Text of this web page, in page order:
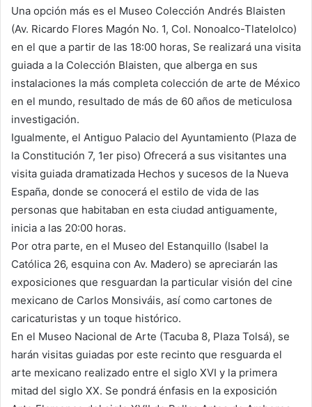
Una opción más es el Museo Colección Andrés Blaisten
(Av. Ricardo Flores Magón No. 1, Col. Nonoalco-Tlatelolco)
en el que a partir de las 18:00 horas, Se realizará una visita
guiada a la Colección Blaisten, que alberga en sus
instalaciones la más completa colección de arte de México
en el mundo, resultado de más de 60 años de meticulosa
investigación.
Igualmente, el Antiguo Palacio del Ayuntamiento (Plaza de
la Constitución 7, 1er piso) Ofrecerá a sus visitantes una
visita guiada dramatizada Hechos y sucesos de la Nueva
España, donde se conocerá el estilo de vida de las
personas que habitaban en esta ciudad antiguamente,
inicia a las 20:00 horas.
Por otra parte, en el Museo del Estanquillo (Isabel la
Católica 26, esquina con Av. Madero) se apreciarán las
exposiciones que resguardan la particular visión del cine
mexicano de Carlos Monsiváis, así como cartones de
caricaturistas y un toque histórico.
En el Museo Nacional de Arte (Tacuba 8, Plaza Tolsá), se
harán visitas guiadas por este recinto que resguarda el
arte mexicano realizado entre el siglo XVI y la primera
mitad del siglo XX. Se pondrá énfasis en la exposición